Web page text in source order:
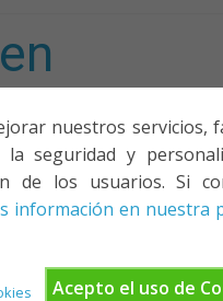
nuestros servicios,
seguridad y
de los usuarios. Si
información en nuestra
Acepto el uso de
SOMOS? YOUTUBE